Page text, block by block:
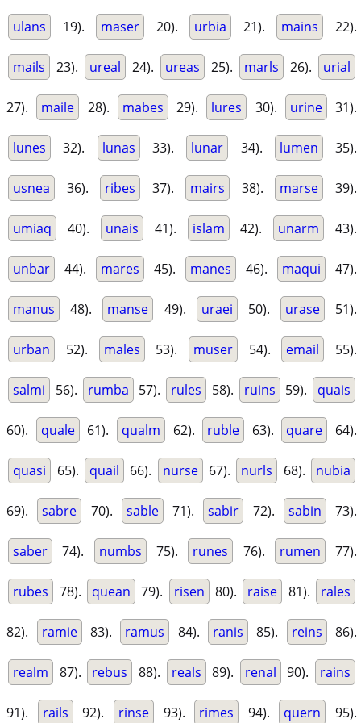
ulans 19). maser 20). urbia 21). mains 22).
mails 23). ureal 24). ureas 25). marls 26). urial
27). maile 28). mabes 29). lures 30). urine 31).
lunes 32). lunas 33). lunar 34). lumen 35).
usnea 36). ribes 37). mairs 38). marse 39).
umiaq 40). unais 41). islam 42). unarm 43).
unbar 44). mares 45). manes 46). maqui 47).
manus 48). manse 49). uraei 50). urase 51).
urban 52). males 53). muser 54). email 55).
salmi 56). rumba 57). rules 58). ruins 59). quais
60). quale 61). qualm 62). ruble 63). quare 64).
quasi 65). quail 66). nurse 67). nurls 68). nubia
69). sabre 70). sable 71). sabir 72). sabin 73).
saber 74). numbs 75). runes 76). rumen 77).
rubes 78). quean 79). risen 80). raise 81). rales
82). ramie 83). ramus 84). ranis 85). reins 86).
realm 87). rebus 88). reals 89). renal 90). rains
91). rails 92). rinse 93). rimes 94). quern 95).